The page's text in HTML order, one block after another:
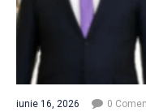
iunie 16, 2026 0